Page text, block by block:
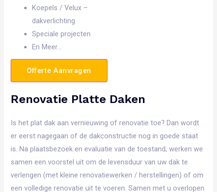
Koepels / Velux –
dakverlichting
Speciale projecten
En Meer…
Offerte Aanvragen
Renovatie Platte Daken
Is het plat dak aan vernieuwing of renovatie toe? Dan wordt
er eerst nagegaan of de dakconstructie nog in goede staat
is. Na plaatsbezoek en evaluatie van de toestand, werken we
samen een voorstel uit om de levensduur van uw dak te
verlengen (met kleine renovatiewerken / herstellingen) of om
een volledige renovatie uit te voeren. Samen met u overlopen